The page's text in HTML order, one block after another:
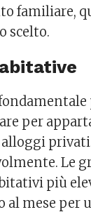
familiare,
scelto.
per
Le
più
al mese per